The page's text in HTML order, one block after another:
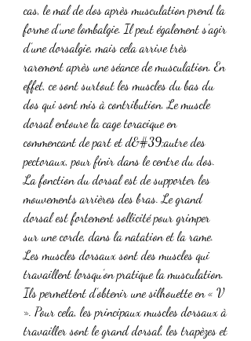
cas, le mal de dos après musculation prend la
forme d’une lombalgie. Il peut également s’agir
d’une dorsalgie, mais cela arrive très
rarement après une séance de musculation. En
effet, ce sont surtout les muscles du bas du
dos qui sont mis à contribution. Le muscle
dorsal entoure la cage toracique en
commencant de part et d&#39;autre des
pectoraux, pour finir dans le centre du dos.
La fonction du dorsal est de supporter les
mouvements arrières des bras. Le grand
dorsal est fortement sollicité pour grimper
sur une corde, dans la natation et la rame.
Les muscles dorsaux sont des muscles qui
travaillent lorsqu’on pratique la musculation.
Ils permettent d’obtenir une silhouette en « V
». Pour cela, les principaux muscles dorsaux à
travailler sont le grand dorsal, les trapèzes et